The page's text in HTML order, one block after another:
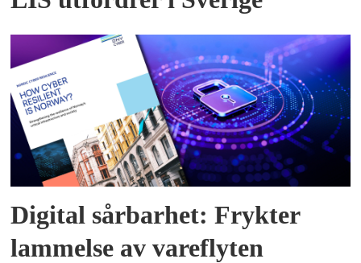
Digital sårbarhet: Frykter
lammelse av vareflyten